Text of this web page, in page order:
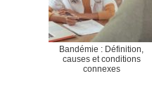
Bandémie : Définition,
causes et conditions
connexes